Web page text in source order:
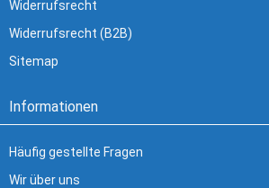
Widerrufsrecht
Widerrufsrecht (B2B)
Sitemap
Informationen
Häufig gestellte Fragen
Wir über uns